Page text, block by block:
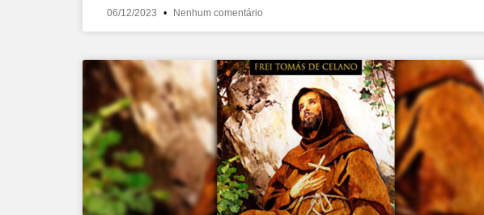
06/12/2023 Nenhum comentário